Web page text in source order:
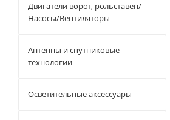
Двигатели ворот, рольставен/
Насосы/Вентиляторы
Антенны и спутниковые
технологии
Осветительные аксессуары